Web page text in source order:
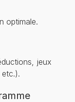
optimale.
jeux